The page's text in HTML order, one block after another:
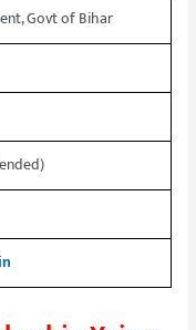
Govt of Bihar